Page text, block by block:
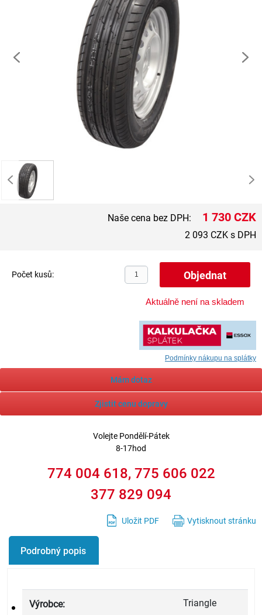
Naše cena bez DPH: 1 730 CZK
2 093 CZK s DPH
Počet kusů:
Aktuálně není na skladem
Podmínky nákupu na splátky
Mám dotaz
Zjistit cenu dopravy
VolejtePondělí-Pátek
8-17hod
774 004 618, 775 606 022
377 829 094
Uložit PDF Vytisknout stránku
Podrobný popis
Výrobce: Triangle